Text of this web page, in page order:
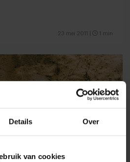
Details Over
van cookies
23 mei 2011 1 min